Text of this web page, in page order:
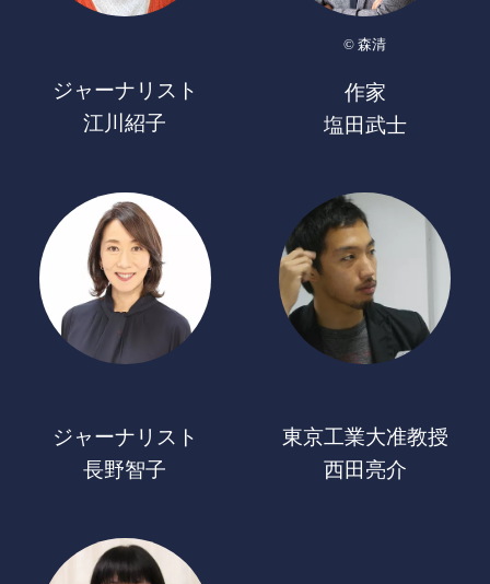
ジャーナリスト
江川紹子
© 森清
作家
塩田武士
ジャーナリスト
長野智子
東京工業大准教授
西田亮介